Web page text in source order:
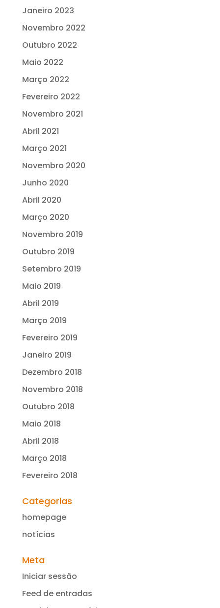
Janeiro 2023
Novembro 2022
Outubro 2022
Maio 2022
Março 2022
Fevereiro 2022
Novembro 2021
Abril 2021
Março 2021
Novembro 2020
Junho 2020
Abril 2020
Março 2020
Novembro 2019
Outubro 2019
Setembro 2019
Maio 2019
Abril 2019
Março 2019
Fevereiro 2019
Janeiro 2019
Dezembro 2018
Novembro 2018
Outubro 2018
Maio 2018
Abril 2018
Março 2018
Fevereiro 2018
Categorias
homepage
notícias
Meta
Iniciar sessão
Feed de entradas